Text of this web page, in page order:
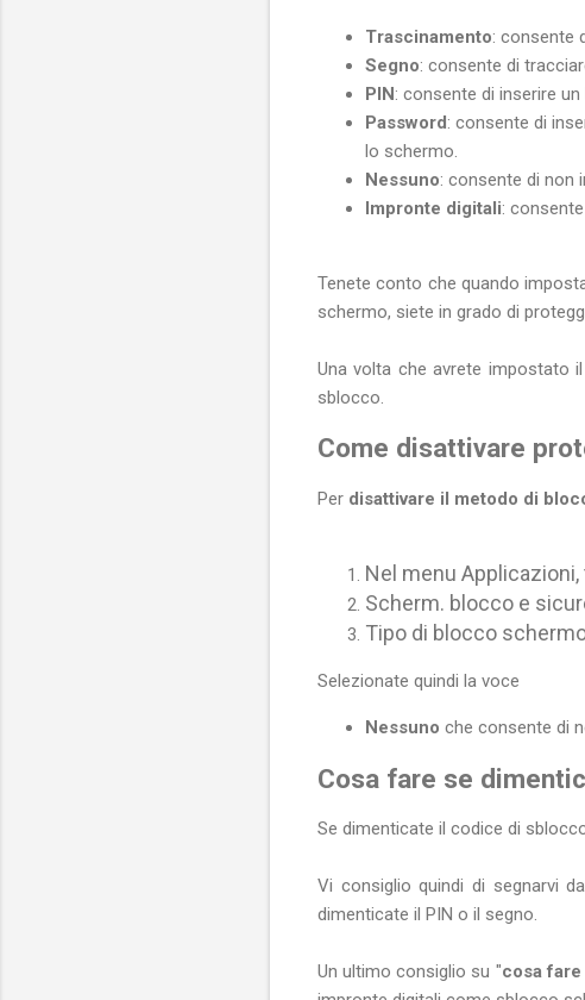
Trascinamento: consente
Segno: consente di
PIN: consente di inserire
Password: consente di
lo schermo.
Nessuno: consente di non
Impronte digitali:
Tenete conto che quando
schermo, siete in grado di
Una volta che avrete impostato
sblocco.
Come disattivare
Per disattivare il metodo di
Nel menu
Scherm. blocco e
Tipo di blocco
Selezionate quindi la voce
Nessuno che consente di
Cosa fare se
Se dimenticate il codice di
Vi consiglio quindi di segnarvi
dimenticate il PIN o il segno.
Un ultimo consiglio su "cosa